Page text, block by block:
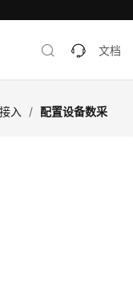
文档
入 / 配置设备数采